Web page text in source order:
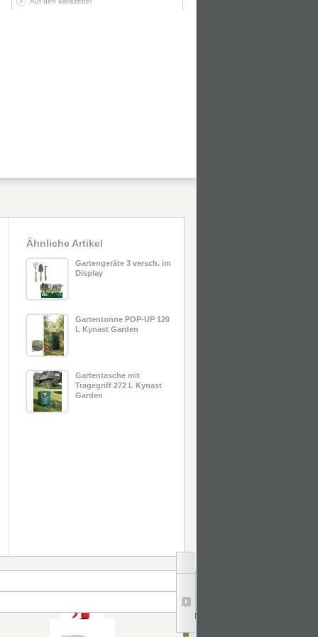
Ähnliche Artikel
Gartengeräte 3 versch. im
Display
Gartentonne POP-UP 120
L Kynast Garden
Gartentasche mit
Tragegriff 272 L Kynast
Garden